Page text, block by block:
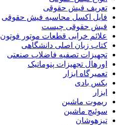
تعریف فیش حقوقی
فایل اکسل محاسبه فیش حقوقی
فیش حقوقی چیست
علائم خرابی قطعات موتور فوتون
کتاب زبان اصلی دانشگاهی
تجهیزات تصفیه فاضلاب صنعتی
اورهال تجهیزات پنوماتیک
تعمیرگاه ابزار
بکس بادی
ابزار
ریموت ماشین
سوئیچ ماشین
تیزهوشان